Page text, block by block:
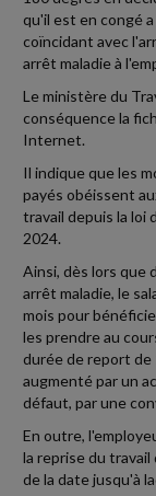
qu'il est en congé
coïncidant avec
arrêt maladie à
Le ministère du
conséquence la
Internet.
Il indique que les
payés obéissent
travail depuis la loi
2024.
Ainsi, dès lors que
arrêt maladie, le
mois pour
les prendre au
durée de report de
augmenté par un
défaut, par une
En outre,
la reprise du
de la date jusqu'à